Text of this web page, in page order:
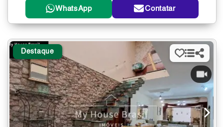
WhatsApp Contatar
Destaque